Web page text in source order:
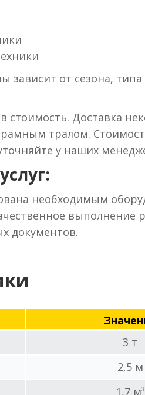
зависит от сезона, типа
стоимость. Доставка
тралом.
у наших
необходимым
выполнение
документов.
3 т
2,5 м
1,7 м³